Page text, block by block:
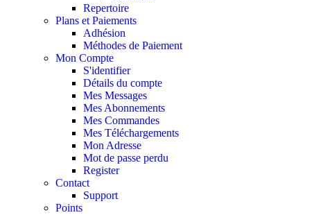
Repertoire
Plans et Paiements
Adhésion
Méthodes de Paiement
Mon Compte
S'identifier
Détails du compte
Mes Messages
Mes Abonnements
Mes Commandes
Mes Téléchargements
Mon Adresse
Mot de passe perdu
Register
Contact
Support
Points